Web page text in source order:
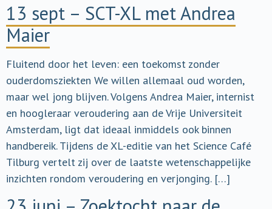
13 sept – SCT-XL met Andrea
Maier
Fluitend door het leven: een toekomst zonder
ouderdomsziekten We willen allemaal oud worden,
maar wel jong blijven. Volgens Andrea Maier, internist
en hoogleraar veroudering aan de Vrije Universiteit
Amsterdam, ligt dat ideaal inmiddels ook binnen
handbereik. Tijdens de XL-editie van het Science Café
Tilburg vertelt zij over de laatste wetenschappelijke
inzichten rondom veroudering en verjonging. […]